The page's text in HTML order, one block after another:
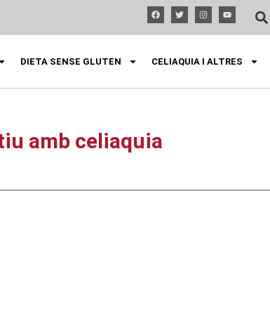
DIETA SENSE GLUTEN CELIAQUIA I ALTRES
amb celiaquia